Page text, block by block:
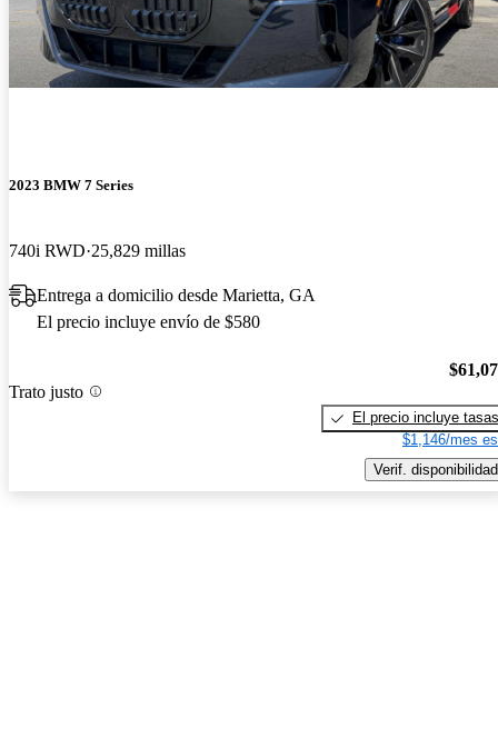
2023 BMW 7 Series
740i RWD 25,829 millas
Entrega a domicilio desde Marietta, GA
El precio incluye envío de $580
Trato justo
El precio incluye tasas
$1,146/mes
Verif. disponibilidad